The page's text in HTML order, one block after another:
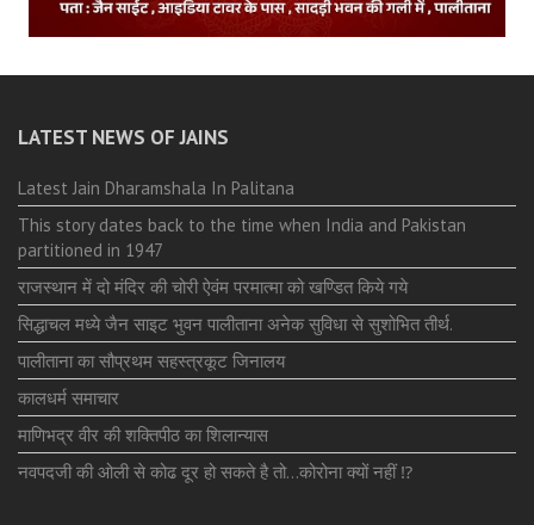
LATEST NEWS OF JAINS
Latest Jain Dharamshala In Palitana
This story dates back to the time when India and Pakistan
partitioned in 1947
राजस्थान में दो मंदिर की चोरी ऐवंम परमात्मा को खण्डित किये गये
सिद्धाचल मध्ये जैन साइट भुवन पालीताना अनेक सुविधा से सुशोभित तीर्थ.
पालीताना का सौप्रथम सहस्त्रकूट जिनालय
कालधर्म समाचार
माणिभद्र वीर की शक्तिपीठ का शिलान्यास
नवपदजी की ओली से कोढ दूर हो सकते है तो…कोरोना क्यों नहीं ⁉️